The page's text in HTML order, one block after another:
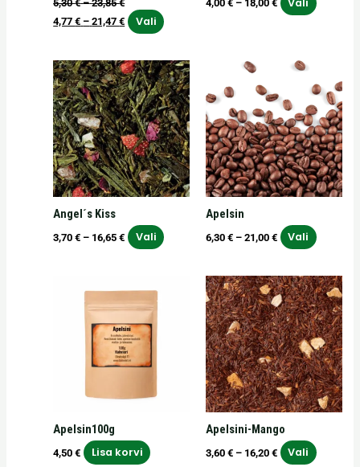
5,30€ – 23,85€
4,77€ – 21,47€ Vali
4,00 € – 18,00 € Vali
Angel´s Kiss
3,70€ – 16,65€
Hinnavahemik:
3,70 €
kuni
16,65 €
Vali
Sellel
tootel
on
mitu
varianti.
Valikuid
saab
teha
tootelehel.Apelsin
6,30 € – 21,00 €
Hinnavahemik:
kuni
21,00 €
Vali
tootel
on
mitu
varianti.
Valikuid
saab
teha
Apelsin100g
4,50€ Lisa korvi
Apelsini-Mango
3,60 € – 16,20 €
Hinnavahemik:
3,60 €
kuni
16,20 €
Vali
Sellel
tootel
on
mitu
varianti.
Valikuid
saab
teha